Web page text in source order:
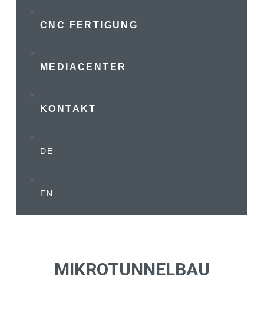
CNC FERTIGUNG
MEDIACENTER
KONTAKT
DE
EN
MIKROTUNNELBAU